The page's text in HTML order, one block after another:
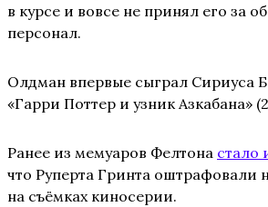
в курсе и вовсе не принял его за
персонал.
Олдман впервые сыграл Сириуса
«Гарри Поттер и узник Азкабана»
Ранее из мемуаров Фелтона стало
что Руперта Гринта оштрафовали
на съёмках киносерии.